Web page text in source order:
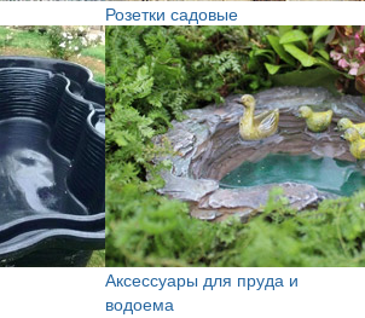
Розетки садовые
Аксессуары для пруда и
водоема